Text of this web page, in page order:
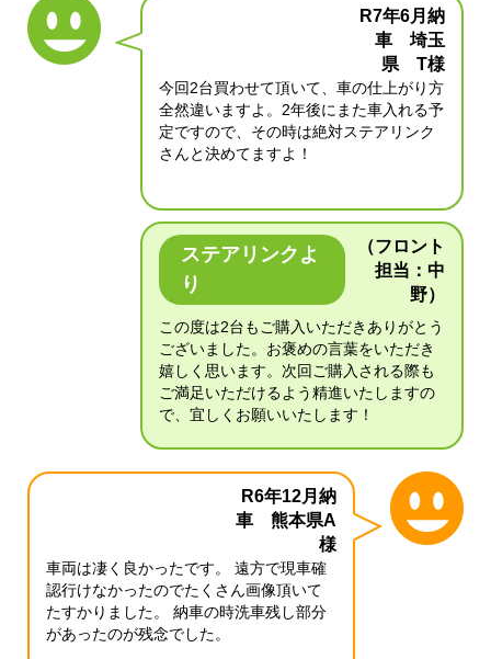
R7年6月納
車 埼玉
県 T様
今回2台買わせて頂いて、車の仕上がり方
全然違いますよ。2年後にまた車入れる予
定ですので、その時は絶対ステアリンク
さんと決めてますよ！
ステアリンクよ
り
（フロント
担当：中
野）
この度は2台もご購入いただきありがとう
ございました。お褒めの言葉をいただき
嬉しく思います。次回ご購入される際も
ご満足いただけるよう精進いたしますの
で、宜しくお願いいたします！
R6年12月納
車 熊本県A
様
車両は凄く良かったです。 遠方で現車確
認行けなかったのでたくさん画像頂いて
たすかりました。 納車の時洗車残し部分
があったのが残念でした。